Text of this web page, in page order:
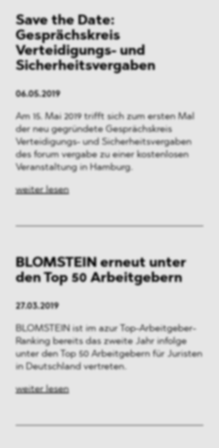
Save the Date:
Gesprächskreis
Verteidigungs- und
Sicherheitsvergaben
06.05.2019
Am 15. Mai 2019 trifft sich zum ersten Mal
der neu gegründete Gesprächskreis
Verteidigungs- und Sicherheitsvergaben
des forum vergabe zu einer kostenlosen
Veranstaltung in Hamburg.
weiter lesen
BLOMSTEIN erneut unter
den Top 50 Arbeitgebern
27.03.2019
BLOMSTEIN ist im azur Top-Arbeitgeber-
Ranking bereits das zweite Jahr infolge
unter den Top 50 Arbeitgebern für Juristen
in Deutschland vertreten.
weiter lesen